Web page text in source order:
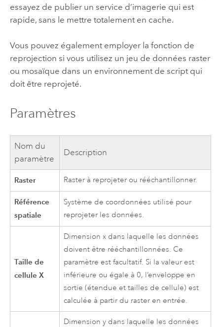
essayez de publier un service d’imagerie qui est
rapide, sans le mettre totalement en cache.
Vous pouvez également employer la fonction de
reprojection si vous utilisez un jeu de données raster
ou mosaïque dans un environnement de script qui
doit être reprojeté.
Paramètres
Nom du
paramètre
Description
Raster Raster à reprojeter ou rééchantillonner.
Référence
spatiale
Système de coordonnées utilisé pour
reprojeter les données.
Taille de
cellule X
Dimension x dans laquelle les données
doivent être rééchantillonnées. Ce
paramètre est facultatif. Si la valeur est
inférieure ou égale à 0, l’enveloppe en
sortie (étendue et tailles de cellule) est
calculée à partir du raster en entrée.
Dimension y dans laquelle les données